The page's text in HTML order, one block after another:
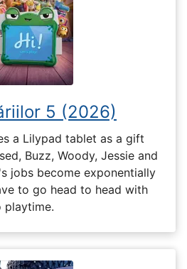
5 (2026)
a Lilypad tablet as a gift
Buzz, Woody, Jessie and
jobs become exponentially
to go head to head with
playtime.